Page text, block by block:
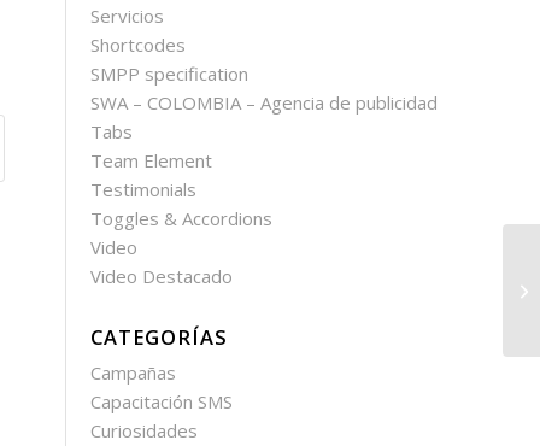
Servicios
Shortcodes
SMPP specification
SWA – COLOMBIA – Agencia de publicidad
Tabs
Team Element
Testimonials
Toggles & Accordions
Video
Video Destacado
CATEGORÍAS
Campañas
Capacitación SMS
Curiosidades